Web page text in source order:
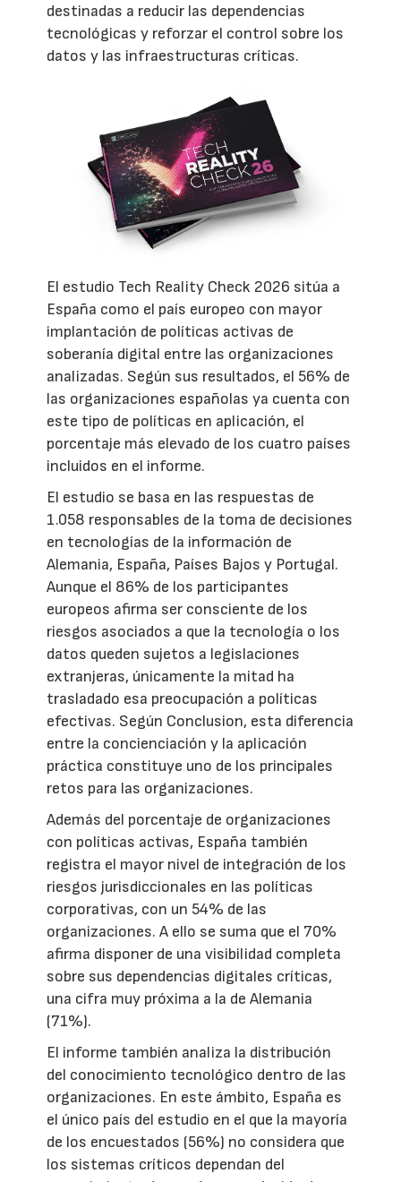
destinadas a reducir las dependencias
tecnológicas y reforzar el control sobre los
datos y las infraestructuras críticas.
El estudio Tech Reality Check 2026 sitúa a
España como el país europeo con mayor
implantación de políticas activas de
soberanía digital entre las organizaciones
analizadas. Según sus resultados, el 56% de
las organizaciones españolas ya cuenta con
este tipo de políticas en aplicación, el
porcentaje más elevado de los cuatro países
incluidos en el informe.
El estudio se basa en las respuestas de
1.058 responsables de la toma de decisiones
en tecnologías de la información de
Alemania, España, Países Bajos y Portugal.
Aunque el 86% de los participantes
europeos afirma ser consciente de los
riesgos asociados a que la tecnología o los
datos queden sujetos a legislaciones
extranjeras, únicamente la mitad ha
trasladado esa preocupación a políticas
efectivas. Según Conclusion, esta diferencia
entre la concienciación y la aplicación
práctica constituye uno de los principales
retos para las organizaciones.
Además del porcentaje de organizaciones
con políticas activas, España también
registra el mayor nivel de integración de los
riesgos jurisdiccionales en las políticas
corporativas, con un 54% de las
organizaciones. A ello se suma que el 70%
afirma disponer de una visibilidad completa
sobre sus dependencias digitales críticas,
una cifra muy próxima a la de Alemania
(71%).
El informe también analiza la distribución
del conocimiento tecnológico dentro de las
organizaciones. En este ámbito, España es
el único país del estudio en el que la mayoría
de los encuestados (56%) no considera que
los sistemas críticos dependan del